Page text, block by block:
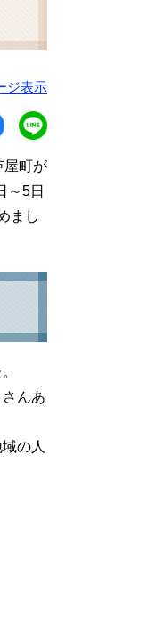
ジ表示
屋町が
～5日
まし
んあ
の人